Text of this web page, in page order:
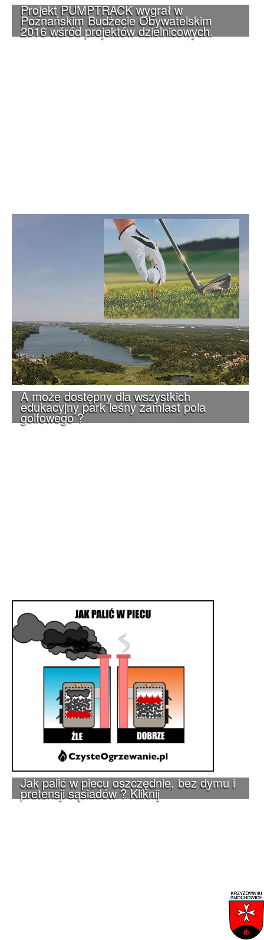
Projekt PUMPTRACK wygrał w
Poznańskim Budżecie Obywatelskim
2016 wśród projektów dzielnicowych.
A może dostępny dla wszystkich
edukacyjny park leśny zamiast pola
golfowego ?
Jak palić w piecu oszczędnie, bez dymu i
pretensji sąsiadów ? Kliknij